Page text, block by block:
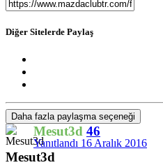
Diğer Sitelerde Paylaş
Daha fazla paylaşma seçeneği
Mesut3d 46
Yanıtlandı 16 Aralık 2016
Mesut3d